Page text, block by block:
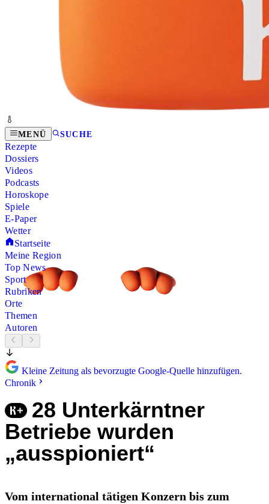
MENÜ SUCHE
Rezepte
Dossiers
Videos
Podcasts
Horoskope
Spiele
E-Paper
Wetter
Startseite
Meine Region
Top News
Sport
Rubriken
Orte
Themen
Autoren
Kleine Zeitung als bevorzugte Google-Quelle hinzufügen.
Chronik
28 Unterkärntner
Betriebe wurden
„ausspioniert“
Vom international tätigen Konzern bis zum